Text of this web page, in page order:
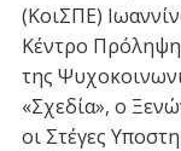
(ΚοιΣΠΕ)
Κέντρο
της
«Σχεδία», ο
οι Στέγες